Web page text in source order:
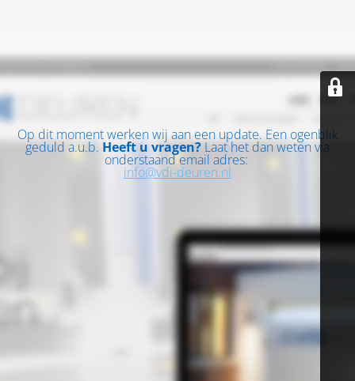
Op dit moment werken wij aan een update. Een ogenblik
geduld a.u.b. Heeft u vragen? Laat het dan weten via
onderstaand email adres:
info@vdi-deuren.nl